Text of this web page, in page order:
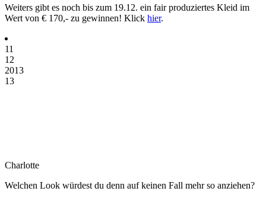
Weiters gibt es noch bis zum 19.12. ein fair produziertes Kleid im
Wert von € 170,- zu gewinnen! Klick hier.
11
12
2013
13
Charlotte
Welchen Look würdest du denn auf keinen Fall mehr so anziehen?